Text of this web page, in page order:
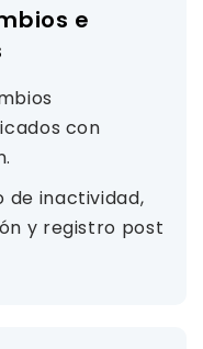
e
con
de inactividad,
y registro post